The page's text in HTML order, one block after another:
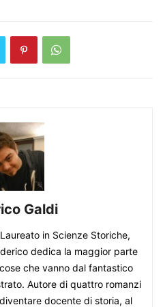
Galdi
in Scienze Storiche,
dedica la maggior parte
che vanno dal fantastico
Autore di quattro romanzi
docente di storia, al